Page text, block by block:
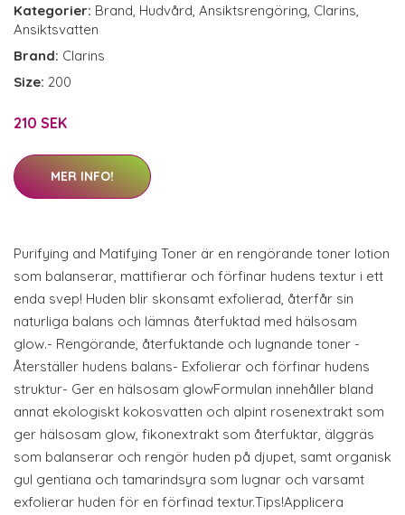
Kategorier: Brand, Hudvård, Ansiktsrengöring, Clarins,
Ansiktsvatten
Brand: Clarins
Size: 200
210 SEK
MER INFO!
Purifying and Matifying Toner är en rengörande toner lotion
som balanserar, mattifierar och förfinar hudens textur i ett
enda svep! Huden blir skonsamt exfolierad, återfår sin
naturliga balans och lämnas återfuktad med hälsosam
glow.- Rengörande, återfuktande och lugnande toner -
Återställer hudens balans- Exfolierar och förfinar hudens
struktur- Ger en hälsosam glowFormulan innehåller bland
annat ekologiskt kokosvatten och alpint rosenextrakt som
ger hälsosam glow, fikonextrakt som återfuktar, älggräs
som balanserar och rengör huden på djupet, samt organisk
gul gentiana och tamarindsyra som lugnar och varsamt
exfolierar huden för en förfinad textur.Tips!Applicera